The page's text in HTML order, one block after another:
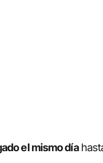
el mismo día